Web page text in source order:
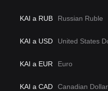
KAI a RUB Russian Ruble
KAI a USD United States
KAI a EUR Euro
KAI a CAD Canadian Dollar